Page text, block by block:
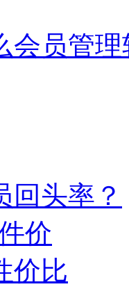
会员管
回头率？